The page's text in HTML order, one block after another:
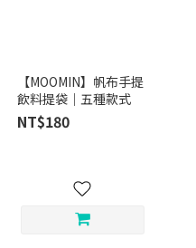
【MOOMIN】帆布手提
飲料提袋｜五種款式
NT$180